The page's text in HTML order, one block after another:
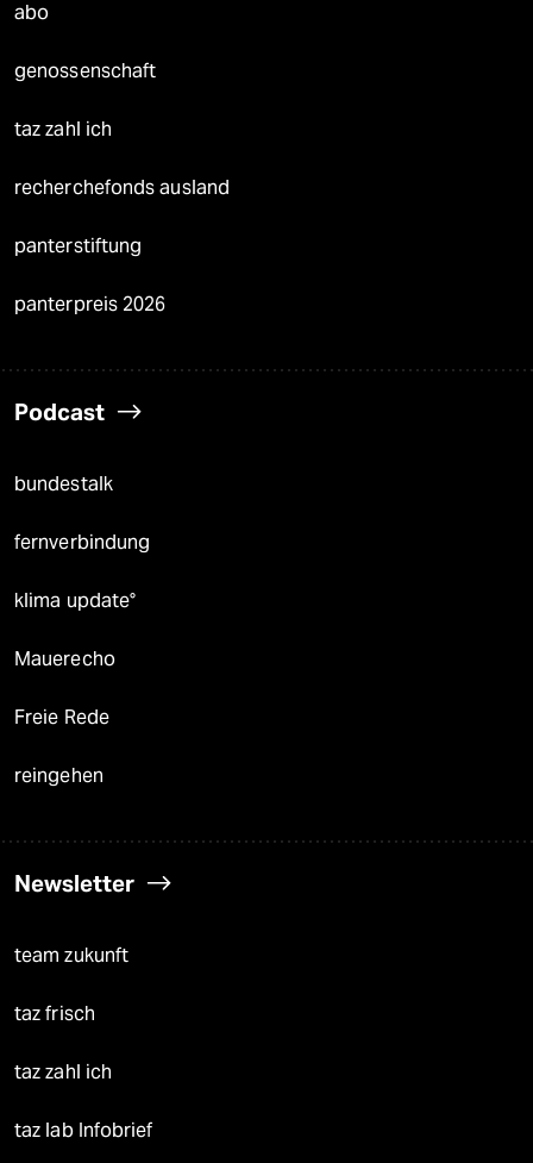
abo
genossenschaft
taz zahl ich
recherchefonds ausland
panterstiftung
panterpreis 2026
Podcast
bundestalk
fernverbindung
klima update°
Mauerecho
Freie Rede
reingehen
Newsletter
team zukunft
taz frisch
taz zahl ich
taz lab Infobrief